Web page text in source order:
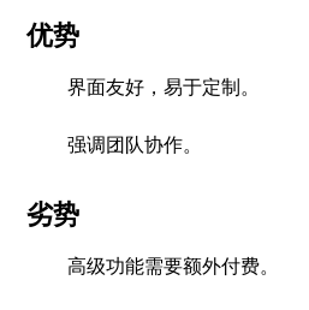
优势
界面友好，易于定制。
强调团队协作。
劣势
高级功能需要额外付费。